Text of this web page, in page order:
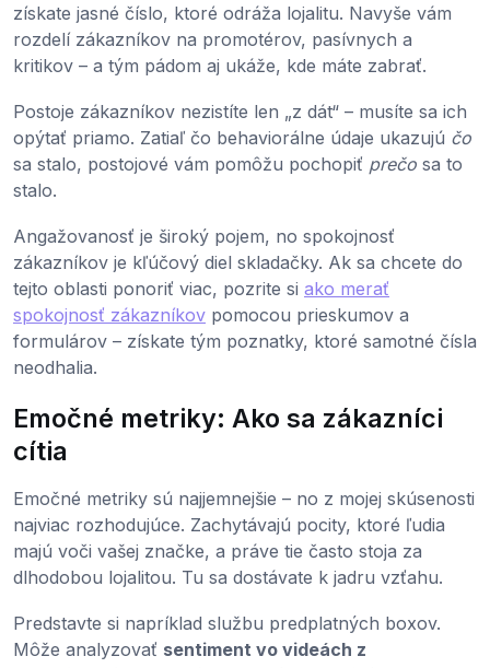
získate jasné číslo, ktoré odráža lojalitu. Navyše vám
rozdelí zákazníkov na promotérov, pasívnych a
kritikov – a tým pádom aj ukáže, kde máte zabrať.
Postoje zákazníkov nezistíte len „z dát“ – musíte sa ich
opýtať priamo. Zatiaľ čo behaviorálne údaje ukazujú čo
sa stalo, postojové vám pomôžu pochopiť prečo sa to
stalo.
Angažovanosť je široký pojem, no spokojnosť
zákazníkov je kľúčový diel skladačky. Ak sa chcete do
tejto oblasti ponoriť viac, pozrite si ako merať
spokojnosť zákazníkov pomocou prieskumov a
formulárov – získate tým poznatky, ktoré samotné čísla
neodhalia.
Emočné metriky: Ako sa zákazníci
cítia
Emočné metriky sú najjemnejšie – no z mojej skúsenosti
najviac rozhodujúce. Zachytávajú pocity, ktoré ľudia
majú voči vašej značke, a práve tie často stoja za
dlhodobou lojalitou. Tu sa dostávate k jadru vzťahu.
Predstavte si napríklad službu predplatných boxov.
Môže analyzovať sentiment vo videách z